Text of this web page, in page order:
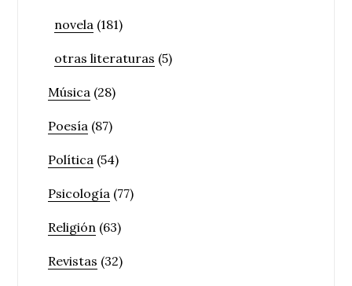
novela (181)
otras literaturas (5)
Música (28)
Poesía (87)
Política (54)
Psicología (77)
Religión (63)
Revistas (32)